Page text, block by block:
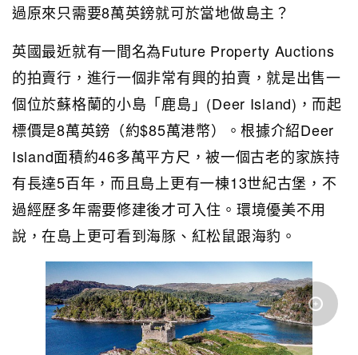
過原來只需要8萬英鎊就可於當地做島主？
英國最近就有一間名為Future Property Auctions
的拍賣行，進行一個非常有興的拍賣，就是出售一
個位於蘇格蘭的小島「鹿島」(Deer Island)，而起
標價是8萬英鎊（約$85萬港幣）。根據介紹Deer
Island面積約46多萬平方尺，被一個古老的家族持
有長達5百年，而且島上更有一棟13世紀古堡，不
過經歷多年需要修建後才可入住。環境優美不用
說，在島上更可看到海豚、紅松鼠跟海豹。